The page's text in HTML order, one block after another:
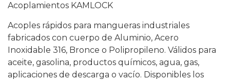
Acoplamientos KAMLOCK
Acoples rápidos para mangueras industriales
fabricados con cuerpo de Aluminio, Acero
Inoxidable 316, Bronce o Polipropileno. Válidos para
aceite, gasolina, productos químicos, agua, gas,
aplicaciones de descarga o vacío. Disponibles los